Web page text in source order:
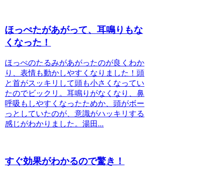
ほっぺたがあがって、耳鳴りもな
くなった！
ほっぺのたるみがあがったのが良くわか
り、表情も動かしやすくなりました！頭
と首がスッキリして頭も小さくなってい
たのでビックリ。耳鳴りがなくなり、鼻
呼吸もしやすくなったためか、頭がボー
っとしていたのが、意識がハッキリする
感じがわかりました。湯田...
すぐ効果がわかるので驚き！